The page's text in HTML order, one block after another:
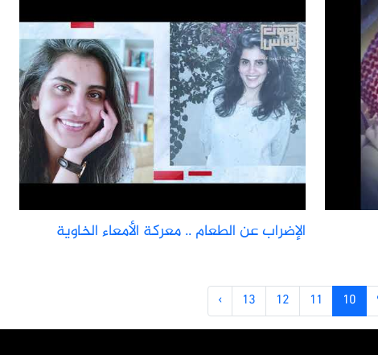
الإضراب عن الطعام .. معركة الأمعاء الخاوية
10
11
12
13
›